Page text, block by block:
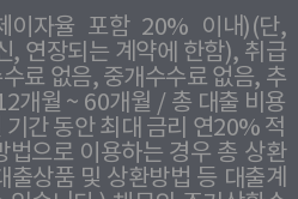
이자율 포함 20% 이내)(단,
, 연장되는 계약에 한함), 취급
료 없음, 중개수수료 없음, 추
개월 ~ 60개월 / 총 대출 비용
간 동안 최대 금리 연20% 적
법으로 이용하는 경우 총 상환
상품 및 상환방법 등 대출계